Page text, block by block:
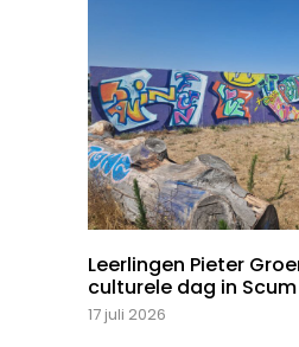
Leerlingen Pieter
culturele dag in Scum
17 juli 2026